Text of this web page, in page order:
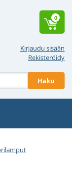
Kirjaudu sisään
Rekisteröidy
Haku
0